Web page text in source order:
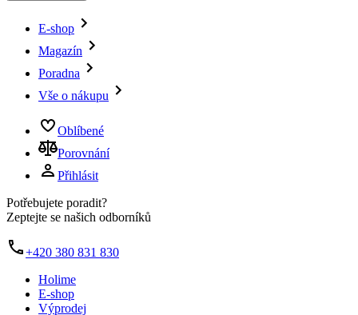
E-shop
Magazín
Poradna
Vše o nákupu
Oblíbené
Porovnání
Přihlásit
Potřebujete poradit?
Zeptejte se našich odborníků
+420 380 831 830
Holime
E-shop
Výprodej